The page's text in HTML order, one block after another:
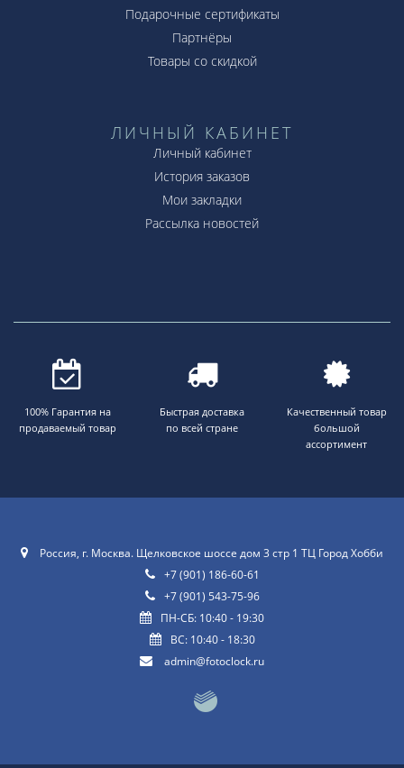
Подарочные сертификаты
Партнёры
Товары со скидкой
ЛИЧНЫЙ КАБИНЕТ
Личный кабинет
История заказов
Мои закладки
Рассылка новостей
100% Гарантия на
продаваемый товар
Быстрая доставка
по всей стране
Качественный товар
большой
ассортимент
Россия, г. Москва. Щелковское шоссе дом 3 стр 1 ТЦ Город Хобби
+7 (901) 186-60-61
+7 (901) 543-75-96
ПН-СБ: 10:40 - 19:30
ВС: 10:40 - 18:30
admin@fotoclock.ru